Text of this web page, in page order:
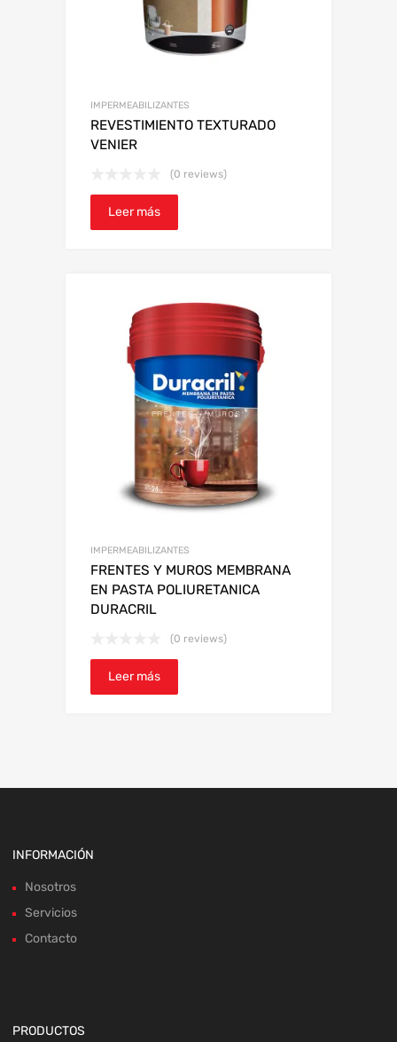
IMPERMEABILIZANTES
REVESTIMIENTO TEXTURADO
VENIER
(0 reviews)
Leer más
IMPERMEABILIZANTES
FRENTES Y MUROS MEMBRANA
EN PASTA POLIURETANICA
DURACRIL
(0 reviews)
Leer más
INFORMACIÓN
Nosotros
Servicios
Contacto
PRODUCTOS